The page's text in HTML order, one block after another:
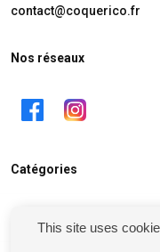
contact@coquerico.fr
Nos réseaux
Catégories
This site uses